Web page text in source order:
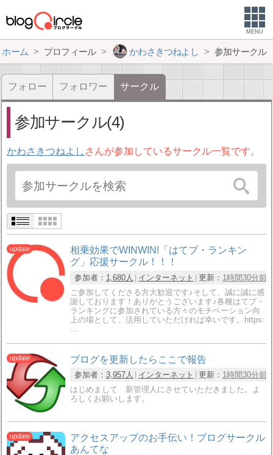
MENU
ホーム プロフィール かわさきつねよし 参加サークル
フォロー フォロワー サークル
参加サークル(4)
かわさきつねよし さんが参加しているサークル一覧です。
相乗効果でWINWIN!「はてブ・ランキン
グ」応援サークル！！！
参加者： 1,680人 インターネット 更新： 1時間30分前
ご参加してくださる方大歓迎です♪そして、誠に誠に感
謝しております！ありがとうございます♪各種はてブ・
ランキングに参加されている方々のモチベーション向
上の場として、活用していただければ幸いです。https:
ブログを更新したらここで報告
参加者： 3,957人 インターネット 更新： 1時間30分前
はじめまして 新管理人にさせていただきました。よ
ろしくお願いします。
アクセスアップのお手伝い！ブログサークル
あんてな